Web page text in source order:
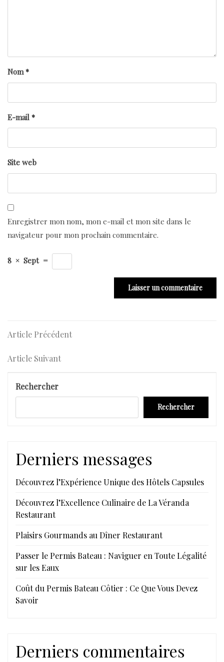
Nom*
E-mail *
Site web
Enregistrer mon nom, mon e-mail et mon site dans le
navigateur pour mon prochain commentaire.
8 × Sept =
Navigation
de
Article
Article Précédent
Article
Article Suivant
Rechercher
Rechercher
Derniers messages
Découvrez l’Expérience Unique des Hôtels Capsules
Découvrez l’Excellence Culinaire de La Véranda
Restaurant
Plaisirs Gourmands au Dîner Restaurant
Passer le Permis Bateau : Naviguer en Toute Légalité
sur les Eaux
Coût du Permis Bateau Côtier : Ce Que Vous Devez
Savoir
Derniers commentaires